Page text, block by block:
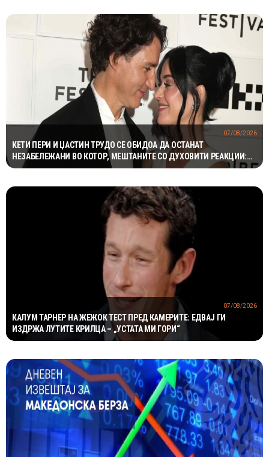
КЕТИ ПЕРИ И ЏАСТИН ТРУДО СЕ ОБИДОА ДА ОСТАНАТ
НЕЗАБЕЛЕЖАНИ ВО КОТОР, МЕШТАНИТЕ СО ДУХОВИТИ РЕАКЦИИ:
„НИКОЈ НЕ БИ ГИ ПРЕПОЗНАЛ“
07/08/2026
КАЛУМ ТАРНЕР НА ЖЕЖОК ТЕСТ ПРЕД КАМЕРИТЕ: ЕДВАЈ ГИ
ИЗДРЖА ЛУТИТЕ КРИЛЦА – „УСТАТА МИ ГОРИ“
07/08/2026